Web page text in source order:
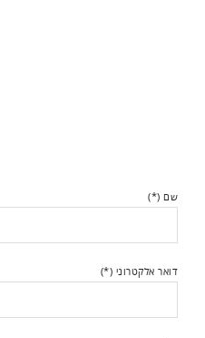
שם (*)
דואר אלקטרוני (*)